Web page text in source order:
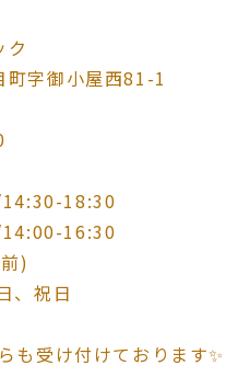
ク
町字御小屋西81-1
18:30
16:30
)
、祝日
も受け付けております✨